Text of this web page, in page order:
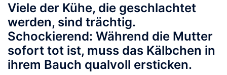
Viele der Kühe, die geschlachtet
werden, sind trächtig.
Schockierend: Während die Mutter
sofort tot ist, muss das Kälbchen in
ihrem Bauch qualvoll ersticken.